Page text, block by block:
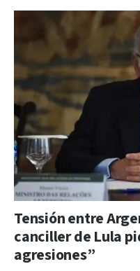
Tensión entre
canciller de Lula
agresiones”